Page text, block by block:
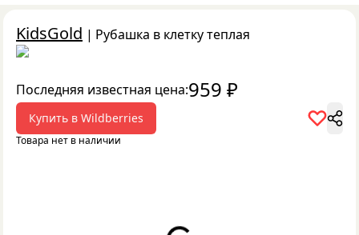
KidsGold | Рубашка в клетку теплая
Последняя известная цена:959 ₽
Купить в Wildberries
Товара нет в наличии